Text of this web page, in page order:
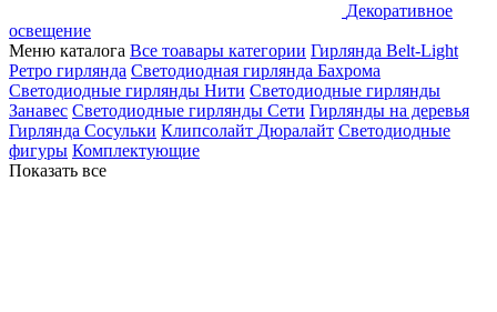
Декоративное
освещение
Меню каталога Все тоавары категории Гирлянда Belt-Light
Ретро гирлянда Светодиодная гирлянда Бахрома
Светодиодные гирлянды Нити Светодиодные гирлянды
Занавес Светодиодные гирлянды Сети Гирлянды на деревья
Гирлянда Сосульки Клипсолайт Дюралайт Светодиодные
фигуры Комплектующие
Показать все